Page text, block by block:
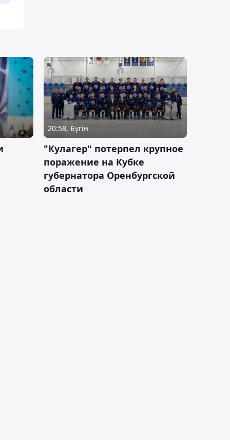
20:58, Бүгін
"Кулагер" потерпел крупное
поражение на Кубке
губернатора Оренбургской
области